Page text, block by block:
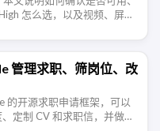
怎么选，以及视频、屏幕
管理求职、筛岗位、改
的开源求职申请框架，可以
定制 CV 和求职信，并做